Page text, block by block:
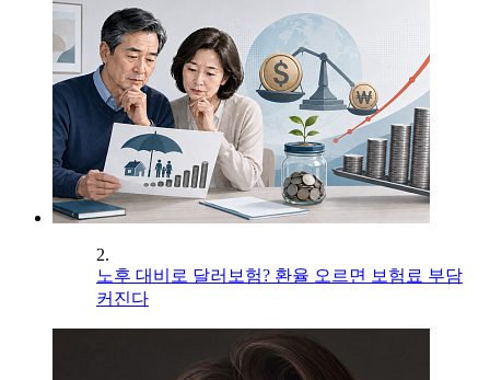
2.
노후 대비로 달러보험? 환율 오르면 보험료 부담
커진다